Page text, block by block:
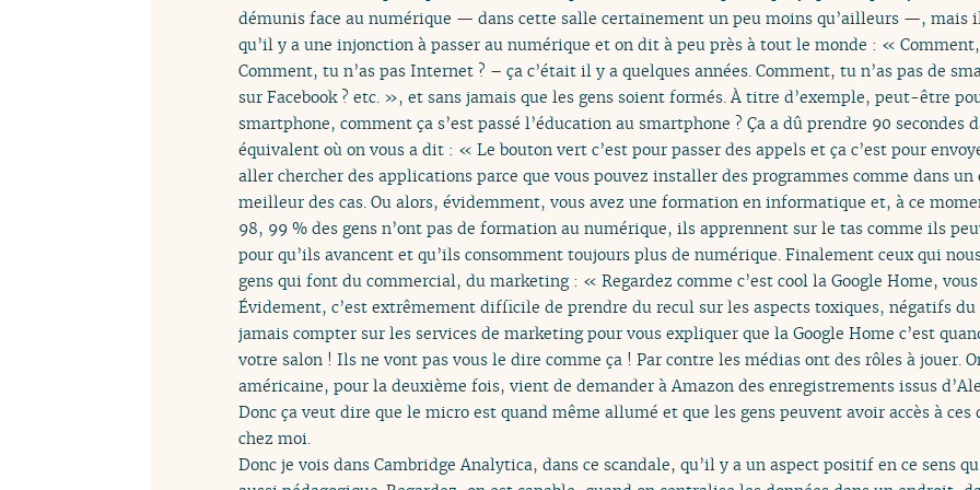
démunis face au numérique — dans cette salle certainement un peu moins qu’ailleurs —, mais
qu’il y a une injonction à passer au numérique et on dit à peu près à tout le monde : «
Comment, tu n’as pas Internet ? – ça c’était il y a quelques années. Comment, tu n’as pas de
sur Facebook ? etc. », et sans jamais que les gens soient formés. À titre d’exemple, peut-être
smartphone, comment ça s’est passé l’éducation au smartphone ? Ça a dû prendre 90 secondes
équivalent où on vous a dit : « Le bouton vert c’est pour passer des appels et ça c’est pour
aller chercher des applications parce que vous pouvez installer des programmes comme dans
meilleur des cas. Ou alors, évidemment, vous avez une formation en informatique et, à ce
98, 99 % des gens n’ont pas de formation au numérique, ils apprennent sur le tas comme ils
pour qu’ils avancent et qu’ils consomment toujours plus de numérique. Finalement ceux qui
gens qui font du commercial, du marketing : « Regardez comme c’est cool la Google Home,
Évidement, c’est extrêmement difficile de prendre du recul sur les aspects toxiques, négatifs
jamais compter sur les services de marketing pour vous expliquer que la Google Home c’est
votre salon ! Ils ne vont pas vous le dire comme ça ! Par contre les médias ont des rôles à jouer.
américaine, pour la deuxième fois, vient de demander à Amazon des enregistrements issus
Donc ça veut dire que le micro est quand même allumé et que les gens peuvent avoir accès à
chez moi.
Donc je vois dans Cambridge Analytica, dans ce scandale, qu’il y a un aspect positif en ce sens